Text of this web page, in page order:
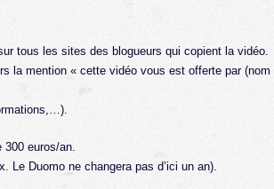
tous les sites des blogueurs qui copient la vidéo.
mention « cette vidéo vous est offerte par (nom
300 euros/an.
Le Duomo ne changera pas d’ici un an).